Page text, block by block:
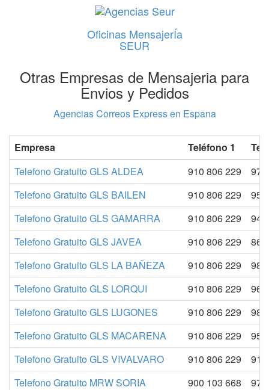
Oficinas MensajerÍa
SEUR
Otras Empresas de Mensajeria para
Envios y Pedidos
Agencias Correos Express en Espana
Empresa Teléfono 1
Telefono Gratuito GLS ALDEA
910 806 229
Telefono Gratuito GLS BAILEN
910 806 229
Telefono Gratuito GLS GAMARRA
910 806 229
Telefono Gratuito GLS JAVEA
910 806 229
Telefono Gratuito GLS LA BAÑEZA
910 806 229
Telefono Gratuito GLS LORQUI
910 806 229
Telefono Gratuito GLS LUGONES
910 806 229
Telefono Gratuito GLS MACARENA
910 806 229
Telefono Gratuito GLS VIVALVARO
910 806 229
Telefono Gratuito MRW SORIA
900 103 668